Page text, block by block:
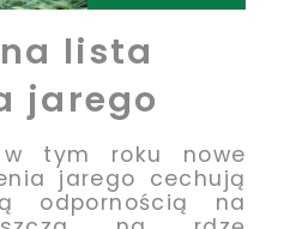
lista
jarego
w tym roku nowe
jarego cechują
odpornością na